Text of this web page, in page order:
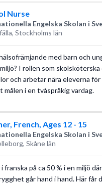
Nurse
Engelska Skolan i
Stockholms län
med barn och
I rollen som skolsköterska
och arbetar nära eleverna
målen i en tvåspråkig vardag.
French, Ages 12 - 15
Engelska Skolan i
Skåne län
franska på ca 50 % i en miljö
går hand i hand. Här får